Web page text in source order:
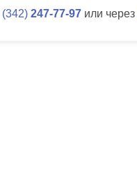
342 247-77-97 или через